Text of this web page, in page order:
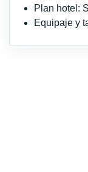
Plan hotel:
Equipaje y